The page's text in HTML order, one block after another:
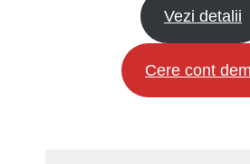
Vezi detalii
Cere cont